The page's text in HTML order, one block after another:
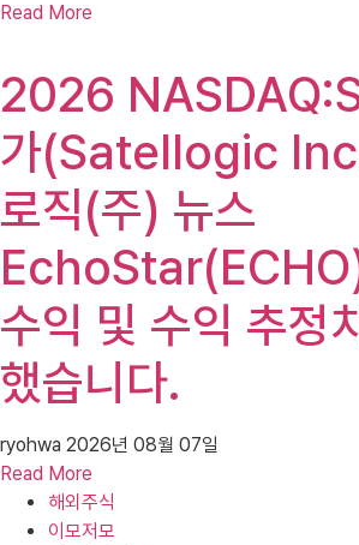
Read More
2026
가(Satellogic
로직(주) 뉴스
수익 및 수익 추정
했습니다.
ryohwa 2026년 08월 07일
Read More
해외주식
이모저모